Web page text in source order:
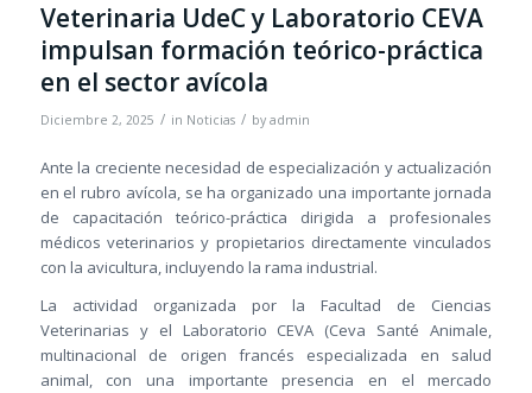
Veterinaria UdeC y Laboratorio CEVA
impulsan formación teórico-práctica
en el sector avícola
Diciembre 2, 2025 / in Noticias / by admin
Ante la creciente necesidad de especialización y actualización
en el rubro avícola, se ha organizado una importante jornada
de capacitación teórico-práctica dirigida a profesionales
médicos veterinarios y propietarios directamente vinculados
con la avicultura, incluyendo la rama industrial.
La actividad organizada por la Facultad de Ciencias
Veterinarias y el Laboratorio CEVA (Ceva Santé Animale,
multinacional de origen francés especializada en salud
animal, con una importante presencia en el mercado